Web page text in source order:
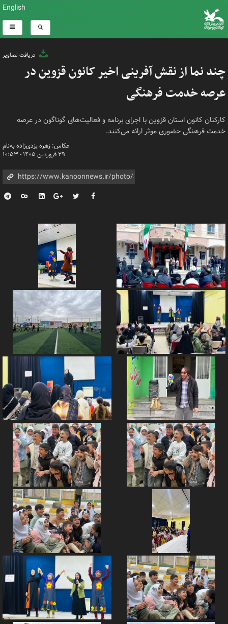
English
دریافت تصاویر
چند نما از نقش آفرینی اخیر کانون قزوین در
عرصه خدمت فرهنگی
کارکنان کانون استان قزوین با اجرای برنامه و فعالیت‌های گوناگون در عرصه
خدمت فرهنگی حضوری موثر ارائه می‌کنند.
عکاس: زهره یزدی‌زاده به‌نام
۲۹ فروردین ۱۴۰۵ - ۱۰:۵۳